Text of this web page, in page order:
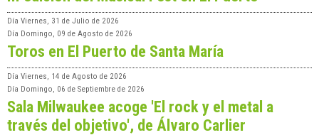
Día Viernes, 31 de Julio de 2026
Día Domingo, 09 de Agosto de 2026
Toros en El Puerto de Santa María
Día Viernes, 14 de Agosto de 2026
Día Domingo, 06 de Septiembre de 2026
Sala Milwaukee acoge 'El rock y el metal a
través del objetivo', de Álvaro Carlier